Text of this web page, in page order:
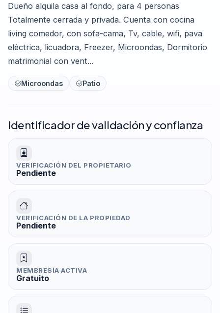
Dueño alquila casa al fondo, para 4 personas
Totalmente cerrada y privada. Cuenta con cocina
living comedor, con sofa-cama, Tv, cable, wifi, pava
eléctrica, licuadora, Freezer, Microondas, Dormitorio
matrimonial con vent...
Microondas Patio
Identificador de validación y confianza
VERIFICACIÓN DEL PROPIETARIO
Pendiente
VERIFICACIÓN DE LA PROPIEDAD
Pendiente
MEMBRESÍA ACTIVA
Gratuito